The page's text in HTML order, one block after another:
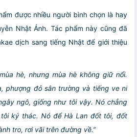
được nhiều người bình chọn là hay
Nhật Ánh. Tác phẩm này cũng đã
dịch sang tiếng Nhật để giới thiệu
hè, nhưng mùa hè không giữ nổi.
phượng đỏ sân trường và tiếng ve nỉ
ngô, giống như tôi vậy. Nó chẳng
ký thác. Nó để Hà Lan đốt tôi, đốt
tro, rơi vãi trên đường về.”